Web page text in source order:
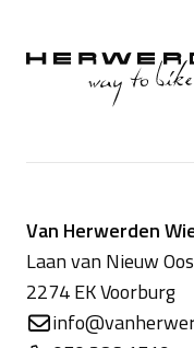
Van Herwerden
Laan van Nieuw
2274 EK Voorburg